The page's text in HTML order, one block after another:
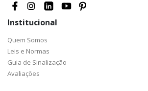
Institucional
Quem Somos
Leis e Normas
Guia de Sinalização
Avaliações